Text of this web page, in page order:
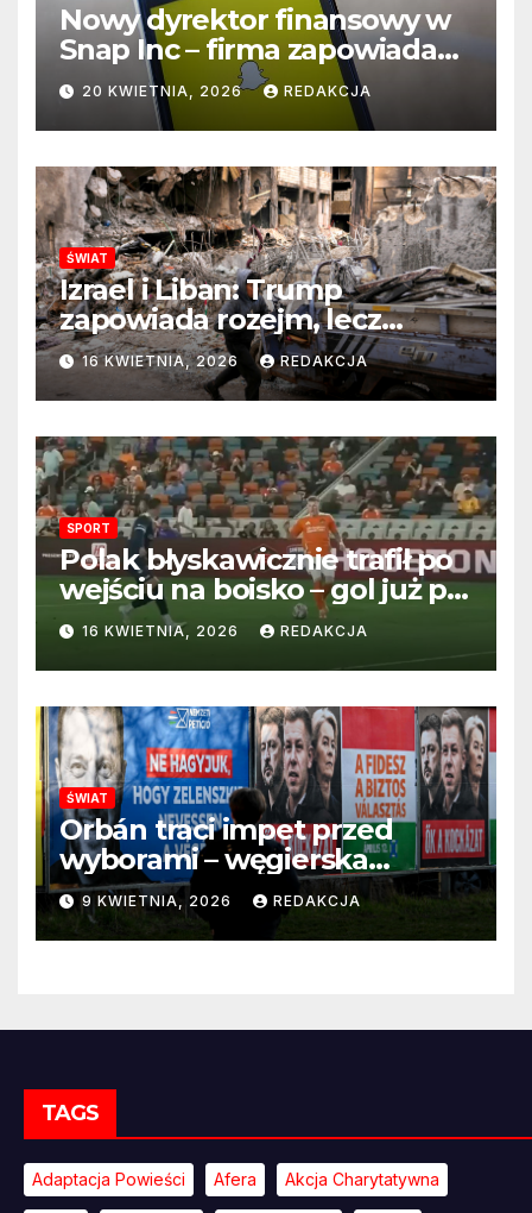
Nowy dyrektor finansowy w
Snap Inc – firma zapowiada
zmianę na kluczowym
stanowisku
20 KWIETNIA, 2026 REDAKCJA
ŚWIAT
Izrael i Liban: Trump
zapowiada rozejm, lecz
perspektywa zakończenia
wojny wciąż odległa
16 KWIETNIA, 2026 REDAKCJA
SPORT
Polak błyskawicznie trafił po
wejściu na boisko – gol już po
22 sekundach!
16 KWIETNIA, 2026 REDAKCJA
ŚWIAT
Orbán traci impet przed
wyborami – węgierska
propaganda przestaje
przekonywać
9 KWIETNIA, 2026 REDAKCJA
TAGS
Adaptacja Powieści Afera Akcja Charytatywna